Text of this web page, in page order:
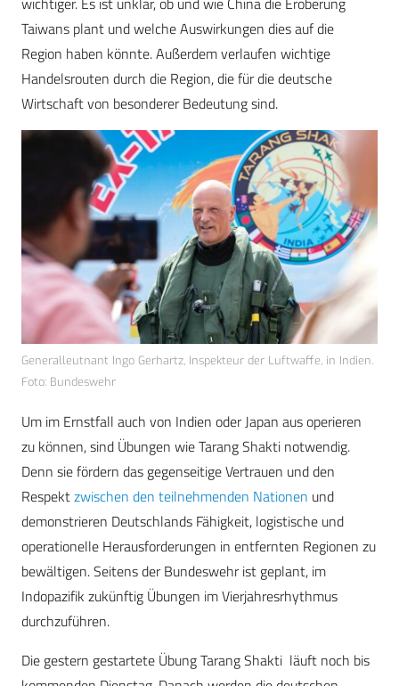
Taiwans plant und welche Auswirkungen dies auf die
Region haben könnte. Außerdem verlaufen wichtige
Handelsrouten durch die Region, die für die deutsche
Wirtschaft von besonderer Bedeutung sind.
Generalleutnant Ingo Gerhartz, Inspekteur der Luftwaffe, in Indien.
Foto: Bundeswehr
Um im Ernstfall auch von Indien oder Japan aus operieren
zu können, sind Übungen wie Tarang Shakti notwendig.
Denn sie fördern das gegenseitige Vertrauen und den
Respektzwischen den teilnehmenden Nationen und
demonstrieren Deutschlands Fähigkeit, logistische und
operationelle Herausforderungen in entfernten Regionen zu
bewältigen​. Seitens der Bundeswehr ist geplant, im
Indopazifik zukünftig Übungen im Vierjahresrhythmus
durchzuführen.
Die gestern gestartete Übung Tarang Shakti läuft noch bis